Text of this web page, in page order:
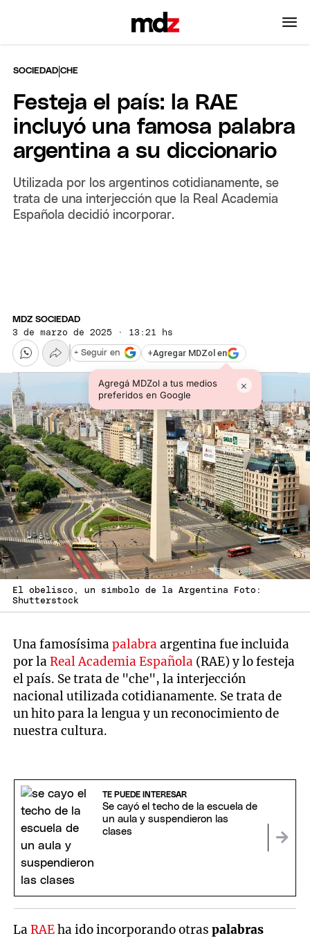
SOCIEDAD |CHE
Festeja el país: la RAE
incluyó una famosa palabra
argentina a su diccionario
Utilizada por los argentinos cotidianamente, se
trata de una interjección que la Real Academia
Española decidió incorporar.
MDZ SOCIEDAD
3 de marzo de 2025 · 13:21 hs
+Agregar MDZol en
Agregá MDZol a tus medios
preferidos en Google
×
+ Seguir en
El obelisco, un símbolo de la Argentina Foto:
Shutterstock
Una famosísimapalabra argentina fue incluida
por laReal Academia Española (RAE) y lo festeja
el país. Se trata de "che", la interjección
nacional utilizada cotidianamente. Se trata de
un hito para la lengua y un reconocimiento de
nuestra cultura.
TE PUEDE INTERESAR
Se cayó el techo de la escuela de
un aula y suspendieron las
clases
LaRAEha ido incorporando otraspalabras